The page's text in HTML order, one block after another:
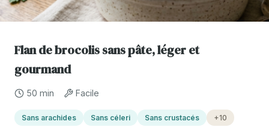
Flan de brocolis sans pâte, léger et
gourmand
50 min Facile
Sans arachides Sans céleri Sans crustacés +10